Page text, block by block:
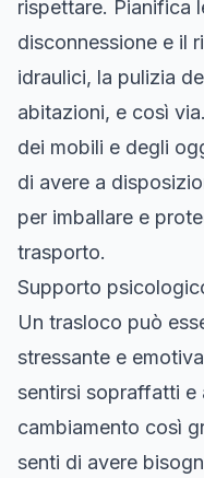
rispettare. Pianifica
disconnessione e il
idraulici, la pulizia
abitazioni, e così
dei mobili e degli
di avere a
per imballare e
trasporto.
Supporto
Un trasloco può
stressante e
sentirsi sopraffatti e
cambiamento così
senti di avere